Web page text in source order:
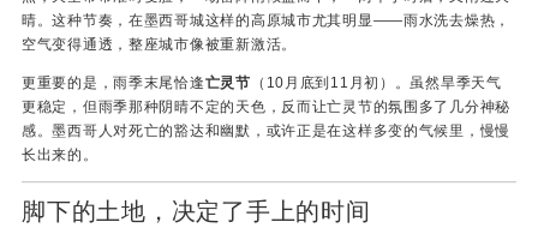
晴。这种节奏，在墨西哥城这样的高原城市尤其明显——雨水洗去燥热，
空气变得通透，整座城市像被重新激活。
更重要的是，雨季末尾恰逢亡灵节 （10月底到11月初）。虽然旱季天气
更稳定，但雨季那种阴晴不定的天色，反而让亡灵节的氛围多了几分神秘
感。墨西哥人对死亡的豁达和幽默，或许正是在这样多变的气候里，慢慢
长出来的。
脚下的土地，决定了手上的时间